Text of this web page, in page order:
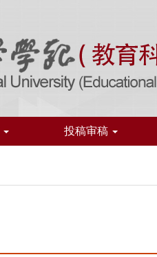
投稿审稿